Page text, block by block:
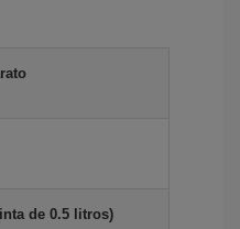
de 0.5 litros)